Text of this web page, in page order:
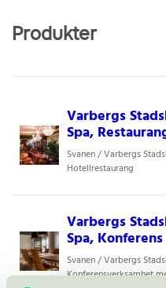
Produkter
Varbergs
Spa,
Svanen / Varbergs
Hotellrestaurang
Varbergs
Spa, Konferens
Svanen / Varbergs
Konferensverksamhet